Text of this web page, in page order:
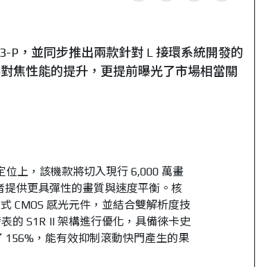
P，並同步推出兩款針對 L 接環系統開發的
焦性能的提升，更提前曝光了市場相當關
位上，該機款將切入現行 6,000 萬畫
提供更具彈性的畫質與速度平衡。核
CMOS 感光元件，並結合雙解析度技
的 S1R II 架構進行優化，具備徠卡史
，能有效抑制滾動快門產生的果